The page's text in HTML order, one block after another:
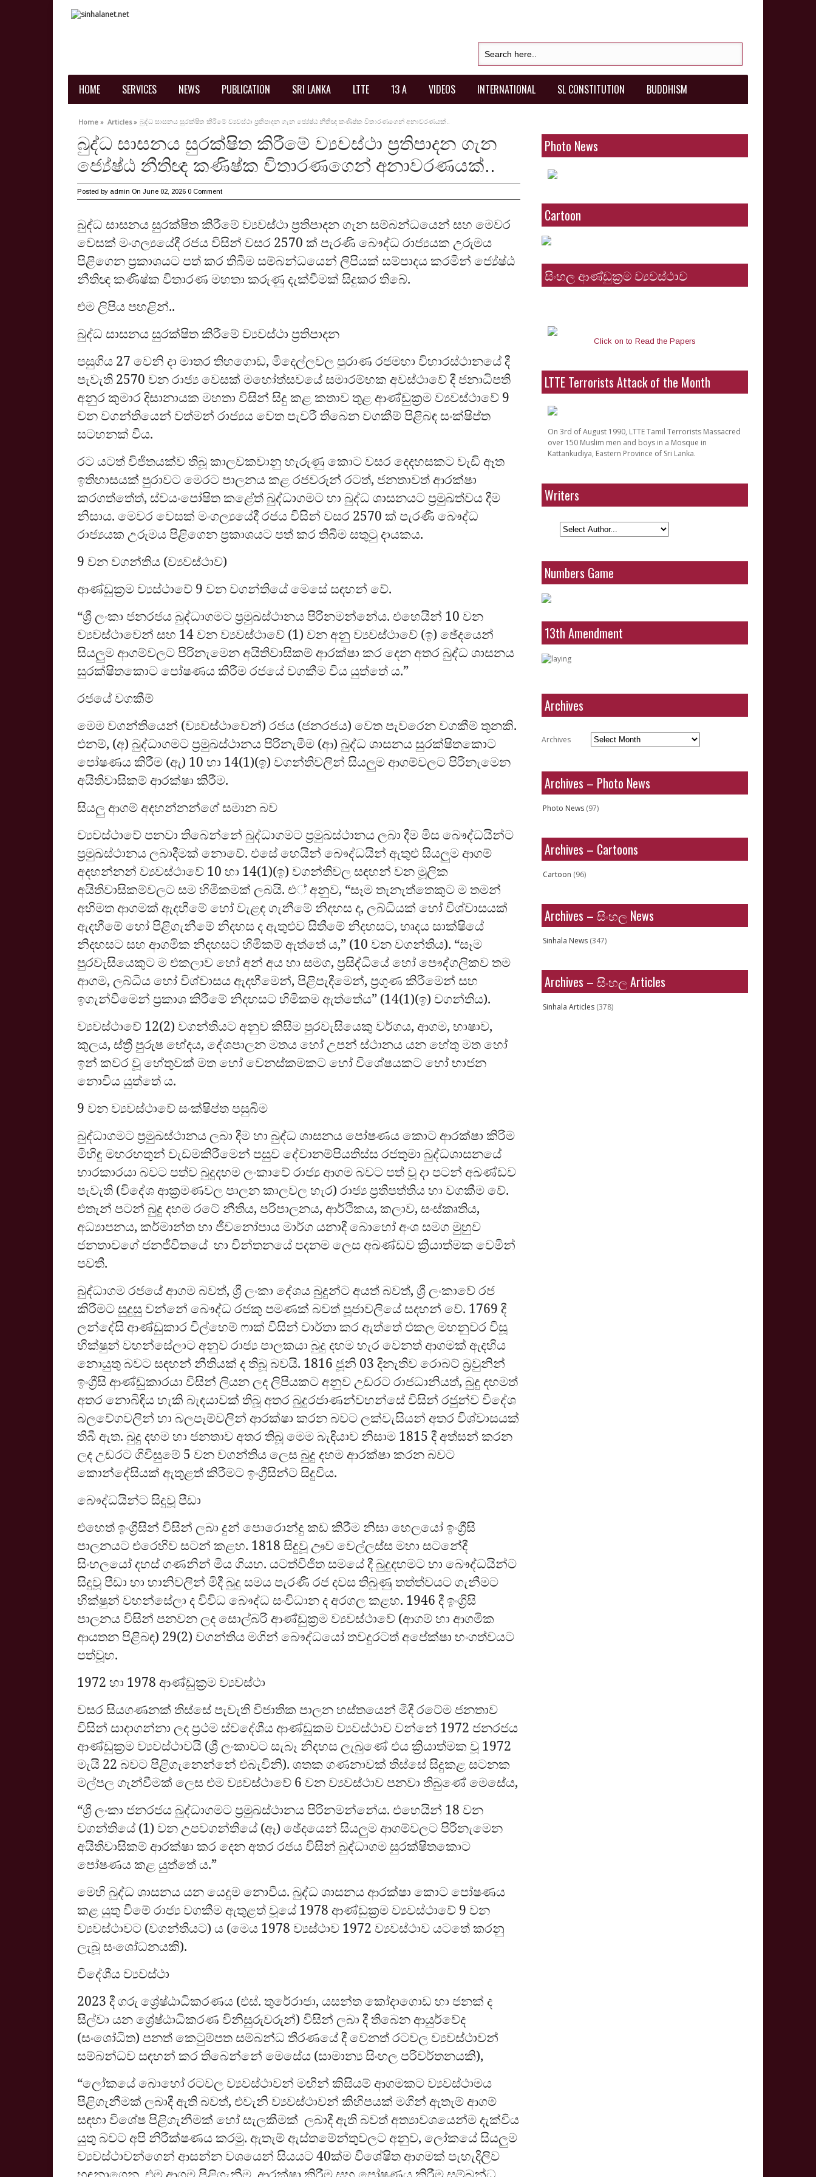
HOME SERVICES NEWS PUBLICATION SRI LANKA LTTE 13 A VIDEOS INTERNATIONAL SL CONSTITUTION BUDDHISM
Home » Articles » බුද්ධ සාසනය සුරක්ෂිත කිරීමේ ව්‍යවස්ථා ප්‍රතිපාදන ගැන ජ්‍යේෂ්ඨ නීතිඥ කණිෂ්ක විතාරණගෙන් අනාවරණයක්..
බුද්ධ සාසනය සුරක්ෂිත කිරීමේ ව්‍යවස්ථා ප්‍රතිපාදන ගැන
ජ්‍යේෂ්ඨ නීතිඥ කණිෂ්ක විතාරණගෙන් අනාවරණයක්..
Posted by admin On June 02, 2026 0 Comment
බුද්ධ සාසනය සුරක්ෂිත කිරීමේ ව්‍යවස්ථා ප්‍රතිපාදන ගැන සම්බන්ධයෙන් සහ මෙවර
වෙසක් මංගල්‍යයේදී රජය විසින් වසර 2570 ක් පැරණි බෞද්ධ රාජ්‍යයක උරුමය
පිළිගෙන ප්‍රකාශයට පත් කර තිබීම සම්බන්ධයෙන් ලිපියක් සම්පාදය කරමින් ජ්‍යේෂ්ඨ
නීතිඥ කණිෂ්ක විතාරණ මහතා කරුණු දැක්වීමක් සිදුකර තිබේ.
එම ලිපිය පහළින්..
බුද්ධ සාසනය සුරක්ෂිත කිරීමේ ව්‍යවස්ථා ප්‍රතිපාදන
පසුගිය 27 වෙනි දා මාතර තිහගොඩ, මිදෙල්ලවල පුරාණ රජමහා විහාරස්ථානයේ දී
පැවැති 2570 වන රාජ්‍ය වෙසක් මහෝත්සවයේ සමාරම්භක අවස්ථාවේ දී ජනාධිපති
අනුර කුමාර දිසානායක මහතා විසින් සිදු කළ කතාව තුළ ආණ්ඩුක්‍රම ව්‍යවස්ථාවේ 9
වන වගන්තියෙන් වත්මන් රාජ්‍යය වෙත පැවරී තිබෙන වගකීම් පිළිබඳ සංක්ෂිප්ත
සටහනක් විය.
රට යටත් විජිතයක්ව තිබූ කාලවකවානු හැරුණු කොට වසර දෙදහසකට වැඩි ඈත
ඉතිහාසයක් පුරාවට මෙරට පාලනය කළ රජවරුන් රටත්, ජනතාවත් ආරක්ෂා
කරගත්තේත්, ස්වයංපෝෂිත කළේත් බුද්ධාගමට හා බුද්ධ ශාසනයට ප්‍රමුඛත්වය දීම
නිසාය. මෙවර වෙසක් මංගල්‍යයේදී රජය විසින් වසර 2570 ක් පැරණි බෞද්ධ
රාජ්‍යයක උරුමය පිළිගෙන ප්‍රකාශයට පත් කර තිබීම සතුටු දායකය.
9 වන වගන්තිය (ව්‍යවස්ථාව)
ආණ්ඩුක්‍රම ව්‍යස්ථාවේ 9 වන වගන්තියේ මෙසේ සඳහන් වේ.
“ශ්‍රී ලංකා ජනරජය බුද්ධාගමට ප්‍රමුඛස්ථානය පිරිනමන්නේය. එහෙයින් 10 වන
ව්‍යවස්ථාවෙන් සහ 14 වන ව්‍යවස්ථාවේ (1) වන අනු ව්‍යවස්ථාවේ (ඉ) ඡේදයෙන්
සියලුම ආගම්වලට පිරිනැමෙන අයිතිවාසිකම් ආරක්ෂා කර දෙන අතර බුද්ධ ශාසනය
සුරක්ෂිතකොට පෝෂණය කිරීම රජයේ වගකීම විය යුත්තේ ය.”
රජයේ වගකීම්
මෙම වගන්තියෙන් (ව්‍යවස්ථාවෙන්) රජය (ජනරජය) වෙත පැවරෙන වගකීම් තුනකි.
එනම්, (අ) බුද්ධාගමට ප්‍රමුඛස්ථානය පිරිනැමීම (ආ) බුද්ධ ශාසනය සුරක්ෂිතකොට
පෝෂණය කිරීම (ඇ) 10 හා 14(1)(ඉ) වගන්තිවලින් සියලුම ආගම්වලට පිරිනැමෙන
අයිතිවාසිකම් ආරක්ෂා කිරීම.
සියලු ආගම් අදහන්නන්ගේ සමාන බව
ව්‍යවස්ථාවේ පනවා තිබෙන්නේ බුද්ධාගමට ප්‍රමුඛස්ථානය ලබා දීම මිස බෞද්ධයින්ට
ප්‍රමුඛස්ථානය ලබාදීමක් නොවේ. එසේ හෙයින් බෞද්ධයින් ඇතුළු සියලුම ආගම්
අදහන්නන් ව්‍යවස්ථාවේ 10 හා 14(1)(ඉ) වගන්තිවල සඳහන් වන මූලික
අයිතිවාසිකම්වලට සම හිමිකමක් ලබයි. එ් අනුව, “සෑම තැනැත්තෙකුට ම තමන්
අභිමත ආගමක් ඇදහීමේ හෝ වැළඳ ගැනීමේ නිදහස ද, ලබ්ධියක් හෝ විශ්වාසයක්
ඇදහීමේ හෝ පිළිගැනීමේ නිදහස ද ඇතුළුව සිතීමේ නිදහසට, හෘදය සාක්ෂියේ
නිදහසට සහ ආගමික නිදහසට හිමිකම් ඇත්තේ ය,” (10 වන වගන්තිය). “සෑම
පුරවැසියෙකුට ම එකලාව හෝ අන් අය හා සමග, ප්‍රසිද්ධියේ හෝ පෞද්ගලිකව තම
ආගම, ලබ්ධිය හෝ විශ්වාසය ඇදහීමෙන්, පිළිපැදීමෙන්, ප්‍රගුණ කිරීමෙන් සහ
ඉගැන්වීමෙන් ප්‍රකාශ කිරීමේ නිදහසට හිමිකම ඇත්තේය” (14(1)(ඉ) වගන්තිය).
ව්‍යවස්ථාවේ 12(2) වගන්තියට අනුව කිසිම පුරවැසියෙකු වර්ගය, ආගම, භාෂාව,
කුලය, ස්ත්‍රී පුරුෂ භේදය, දේශපාලන මතය හෝ උපන් ස්ථානය යන හේතු මත හෝ
ඉන් කවර වූ හේතුවක් මත හෝ වෙනස්කමකට හෝ විශේෂයකට හෝ භාජන
නොවිය යුත්තේ ය.
9 වන ව්‍යවස්ථාවේ සංක්ෂිප්ත පසුබිම
බුද්ධාගමට ප්‍රමුඛස්ථානය ලබා දීම හා බුද්ධ ශාසනය පෝෂණය කොට ආරක්ෂා කිරිම
මිහිඳු මහරහතුන් වැඩමකිරීමෙන් පසුව දේවානම්පියතිස්ස රජතුමා බුද්ධශාසනයේ
භාරකාරයා බවට පත්ව බුදුදහම ලංකාවේ රාජ්‍ය ආගම බවට පත් වූ දා පටන් අඛණ්ඩව
පැවැති (විදේශ ආක්‍රමණවල පාලන කාලවල හැර) රාජ්‍ය ප්‍රතිපත්තිය හා වගකීම වේ.
එතැන් පටන් බුදු දහම රටේ නීතිය, පරිපාලනය, ආර්ථිකය, කලාව, සංස්කෘතිය,
අධ්‍යාපනය, කර්මාන්ත හා ජීවනෝපාය මාර්ග යනාදී බොහෝ අංශ සමග මුහුව
ජනතාවගේ ජනජීවිතයේ හා චින්තනයේ පදනම ලෙස අඛණ්ඩව ක්‍රියාත්මක වෙමින්
පවතී.
බුද්ධාගම රජයේ ආගම බවත්, ශ්‍රී ලංකා දේශය බුදුන්ට අයත් බවත්, ශ්‍රී ලංකාවේ රජ
කිරීමට සුදුසු වන්නේ බෞද්ධ රජකු පමණක් බවත් පූජාවලියේ සදහන් වේ. 1769 දී
ලන්දේසි ආණ්ඩුකාර විල්හෙම් ෆාක් විසින් වාර්තා කර ඇත්තේ එකල මහනුවර විසූ
භික්ෂුන් වහන්සේලාට අනුව රාජ්‍ය පාලකයා බුදු දහම හැර වෙනත් ආගමක් ඇදහිය
නොයුතු බවට ස‍ඳහන් නීතියක් ද තිබූ බවයි. 1816 ජූනි 03 දිනැතිව රොබට් බ්‍රවුනින්
ඉංග්‍රීසි ආණ්ඩුකාරයා විසින් ලියන ලද ලිපියකට අනුව උඩරට රාජධානියත්, බුදු දහමත්
අතර නොබිඳිය හැකි බැඳයාවක් තිබූ අතර බුදුරජාණන්වහන්සේ විසින් රජුන්ව විදේශ
බලවේගවලින් හා බලපෑම්වලින් ආරක්ෂා කරන බවට ලක්වැසියන් අතර විශ්වාසයක්
තිබී ඇත. බුදු දහම හා ජනතාව අතර තිබූ මෙම බැඳියාව නිසාම 1815 දී අත්සන් කරන
ලද උඩරට ගිවිසුමේ 5 වන වගන්තිය ලෙස බුදු දහම ආරක්ෂා කරන බවට
කොන්දේසියක් ඇතුළත් කිරීමට ඉංග්‍රීසින්ට සිදුවිය.
බෞද්ධයින්ට සිදුවූ පීඩා
එහෙත් ඉංග්‍රීසින් විසින් ලබා දුන් පොරොන්දු කඩ කිරීම නිසා හෙලයෝ ඉංග්‍රීසි
පාලනයට එරෙහිව සටන් කළහ. 1818 සිදුවූ ඌව වෙල්ලස්ස මහා සටනේදී
සිංහලයෝ දහස් ගණනින් මිය ගියහ. යටත්විජිත සමයේ දී බුදුදහමට හා බෞද්ධයින්ට
සිදුවූ පීඩා හා හානිවලින් මිදී බුදු සමය පැරණි රජ දවස තිබුණු තත්ත්වයට ගැනීමට
භික්ෂුන් වහන්සේලා ද විවිධ බෞද්ධ සංවිධාන ද අරගල කළහ. 1946 දී ඉංග්‍රිසි
පාලනය විසින් පනවන ලද සොල්බරි ආණ්ඩුක්‍රම ව්‍යවස්ථාවේ (ආගම් හා ආගමික
ආයතන පිළිබඳ) 29(2) වගන්තිය මගින් බෞද්ධයෝ තවදුරටත් අපේක්ෂා භංගත්වයට
පත්වූහ.
1972 හා 1978 ආණ්ඩුක්‍රම ව්‍යවස්ථා
වසර සියගණනක් තිස්සේ පැවැති විජාතික පාලන හස්තයෙන් මිදී රටේම ජනතාව
විසින් සාදාගන්නා ලද ප්‍රථම ස්වදේශීය ආණ්ඩුකම ව්‍යවස්ථාව වන්නේ 1972 ජනරජය
ආණ්ඩුක්‍රම ව්‍යවස්ථාවයි (ශ්‍රී ලංකාවට සැබෑ නිදහස ලැබුණේ එය ක්‍රියාත්මක වූ 1972
මැයි 22 බවට පිළිගැනෙන්නේ එබැවිනි). ශතක ගණනාවක් තිස්සේ සිදුකළ සටනක
මල්පල ගැන්වීමක් ලෙස එම ව්‍යවස්ථාවේ 6 වන ව්‍යවස්ථාව පනවා තිබුණේ මෙසේය,
“ශ්‍රී ලංකා ජනරජය බුද්ධාගමට ප්‍රමුඛස්ථානය පිරිනමන්නේය. එහෙයින් 18 වන
වගන්තියේ (1) වන උපවගන්තියේ (ඈ) ඡේදයෙන් සියලුම ආගම්වලට පිරිනැමෙන
අයිතිවාසිකම් ආරක්ෂා කර දෙන අතර රජය විසින් බුද්ධාගම සුරක්ෂිතකොට
පෝෂණය කළ යුත්තේ ය.”
මෙහි බුද්ධ ශාසනය යන යෙදුම නොවීය. බුද්ධ ශාසනය ආරක්ෂා කොට පෝෂණය
කළ යුතු වීමේ රාජ්‍ය වගකීම ඇතුළත් වූයේ 1978 ආණ්ඩුක්‍රම ව්‍යවස්ථාවේ 9 වන
ව්‍යවස්ථාවට (වගන්තියට) ය (මෙය 1978 ව්‍යස්ථාව 1972 ව්‍යවස්ථාව යටතේ කරනු
ලැබූ සංශෝධනයකි).
විදේශීය ව්‍යවස්ථා
2023 දී ගරු ශ්‍රේෂ්ඨාධිකරණය (එස්. තුරේරාජා, යසන්ත කෝදාගොඩ හා ජනක් ද
සිල්වා යන ශ්‍රේෂ්ඨාධිකරණ විනිසුරුවරුන්) විසින් ලබා දී තිබෙන ආයුර්වේද
(සංශෝධිත) පනත් කෙටුම්පත සම්බන්ධ තීරණයේ දී වෙනත් රටවල ව්‍යවස්ථාවන්
සම්බන්ධව සඳහන් කර තිබෙන්නේ මෙසේය (සාමාන්‍ය සිංහල පරිවර්තනයකි),
“ලෝකයේ බොහෝ රටවල ව්‍යවස්ථාවන් මඟින් කිසියම් ආගමකට ව්‍යවස්ථාමය
පිළිගැනීමක් ලබාදී ඇති බවත්, එවැනි ව්‍යවස්ථාවන් කිහිපයක් මගින් ඇතැම් ආගම්
සඳහා විශේෂ පිළිගැනීමක් හෝ සැලකීමක් ලබාදී ඇති බවත් අත්‍යාවශයෙන්ම දැක්විය
යුතු බවට අපි නිරීක්ෂණය කරමු. ඇතැම් ඇස්තමේන්තුවලට අනුව, ලෝකයේ සියලුම
ව්‍යවස්ථාවන්ගෙන් ආසන්න වශයෙන් සියයට 40ක්ම විශේෂිත ආගමක් පැහැදිලිව
Photo News
Cartoon
සිංහල ආණ්ඩුක්‍රම ව්‍යවස්ථාව
Click on to Read the Papers
LTTE Terrorists Attack of the Month
On 3rd of August 1990, LTTE Tamil Terrorists Massacred
over 150 Muslim men and boys in a Mosque in
Kattankudiya, Eastern Province of Sri Lanka.
Writers
Numbers Game
13th Amendment
Archives
Archives
Archives – Photo News
Photo News (97)
Archives – Cartoons
Cartoon (96)
Archives – සිංහල News
Sinhala News (347)
Archives – සිංහල Articles
Sinhala Articles (378)